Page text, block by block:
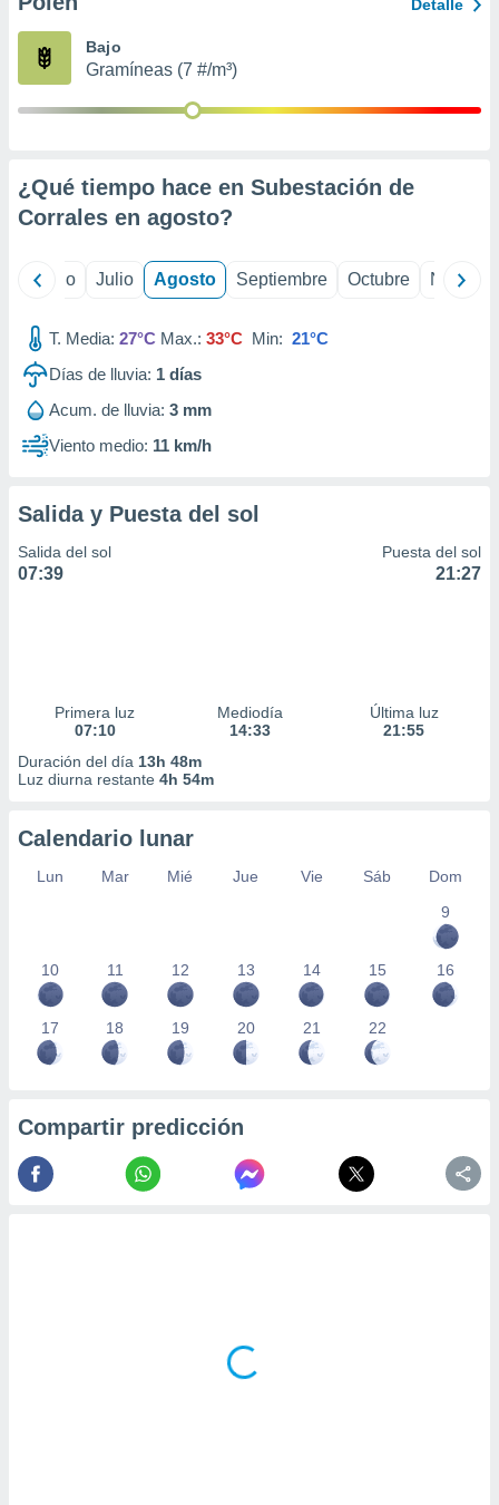
publicidad
1199
Detalle
Bajo
Gramíneas (7 #/m³)
¿Qué tiempo hace en Subestación de
Corrales en agosto?
Junio Julio Agosto Septiembre Octubre
T. Media: 27°C Max.: 33°C Min: 21°C
Días de lluvia: 1 días
Acum. de lluvia: 3 mm
Viento medio: 11 km/h
Salida y Puesta del sol
Salida del sol
07:39
Puesta del sol
21:27
Primera luz
07:10
Mediodía
14:33
Última luz
21:55
Duración del día 13h 48m
Luz diurna restante 4h 54m
Calendario lunar
Lun Mar Mié Jue Vie Sáb
Dom
9
10 11 12 13 14 15 16
17 18 19 20 21 22
Compartir predicción